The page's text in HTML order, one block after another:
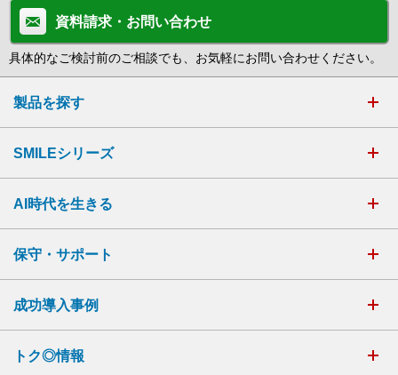
資料請求・お問い合わせ
具体的なご検討前のご相談でも、お気軽にお問い合わせください。
製品を探す
SMILEシリーズ
AI時代を生きる
保守・サポート
成功導入事例
トク◎情報